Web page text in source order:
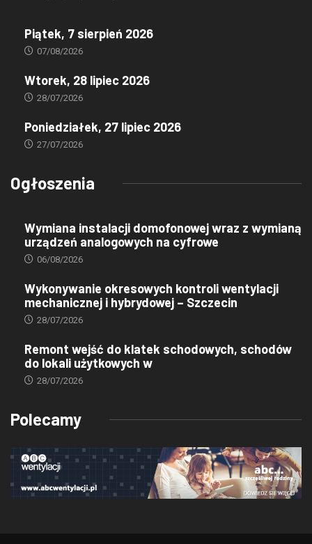
Piątek, 7 sierpień 2026
07/08/2026
Wtorek, 28 lipiec 2026
28/07/2026
Poniedziałek, 27 lipiec 2026
27/07/2026
Ogłoszenia
Wymiana instalacji domofonowej wraz z wymianą
urządzeń analogowych na cyfrowe
06/08/2026
Wykonywanie okresowych kontroli wentylacji
mechanicznej i hybrydowej – Szczecin
28/07/2026
Remont wejść do klatek schodowych, schodów
do lokali użytkowych w
28/07/2026
Polecamy